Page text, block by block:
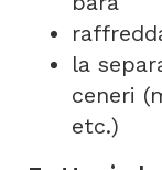
la
ceneri
etc.)